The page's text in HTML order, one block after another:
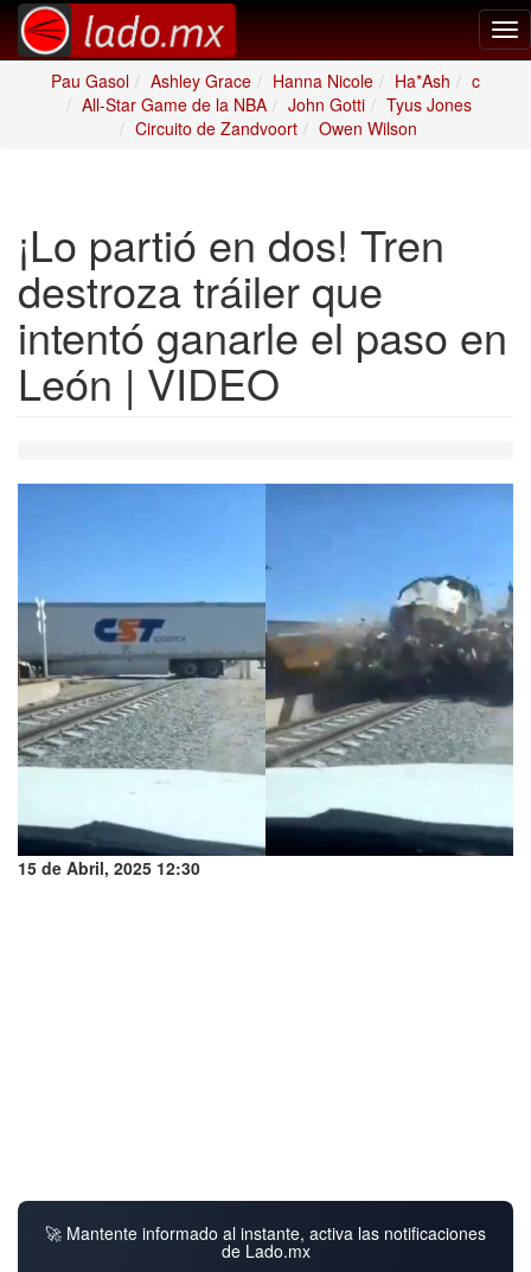
Pau Gasol
Ashley Grace Hanna Nicole Ha*Ash
c
All-Star Game de la NBA
John Gotti
Tyus Jones
Circuito de Zandvoort
Owen Wilson
¡Lo partió en dos! Tren
destroza tráiler que
intentó ganarle el paso en
León | VIDEO
15 de Abril, 2025 12:30
🚀 Mantente informado al instante, activa las notificaciones
de Lado.mx